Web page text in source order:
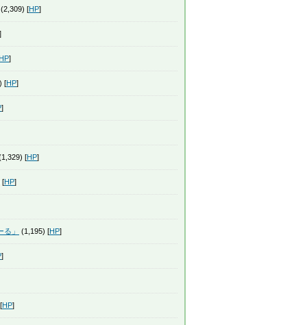
(2,309) [HP]
]
HP]
[HP]
]
[HP]
[HP]
」 (1,195) [HP]
]
HP]